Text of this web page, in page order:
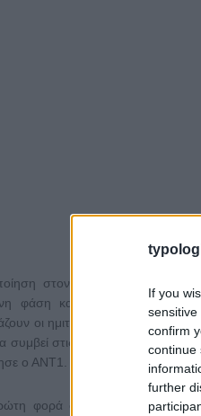
If you
confirm
continue
further
στον ΑΝΤ1 για την
φάση και το ενδιαφέρον του
οι ημιτελικοί και ο
συμβεί στις ώρες του
ο ΑΝΤ1.
φορά στην ιστορία της